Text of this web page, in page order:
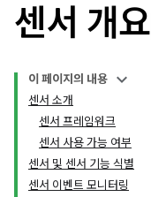
센서 개요
이 페이지의 내용
센서 소개
센서 프레임워크
센서 사용 가능 여부
센서 및 센서 기능 식별
센서 이벤트 모니터링